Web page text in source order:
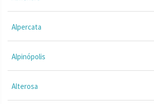
Alpercata
Alpinópolis
Alterosa